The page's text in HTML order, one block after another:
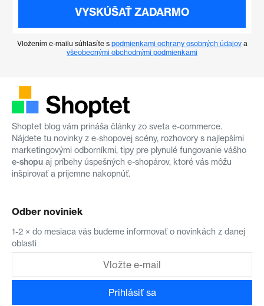
VYSKÚŠAŤ ZADARMO
Vložením e-mailu súhlasíte s podmienkami ochrany osobných údajova
všeobecnými obchodnými podmienkami
Shoptet blog vám prináša články zo sveta e-commerce.
Nájdete tu novinky z e-shopovej scény, rozhovory s najlepšími
marketingovými odborníkmi, tipy pre plynulé fungovanie vášho
e-shopu aj príbehy úspešných e-shopárov, ktoré vás môžu
inšpirovať a príjemne nakopnúť.
Odber noviniek
1-2 × do mesiaca vás budeme informovať o novinkách z danej
oblasti
Prihlásiť sa